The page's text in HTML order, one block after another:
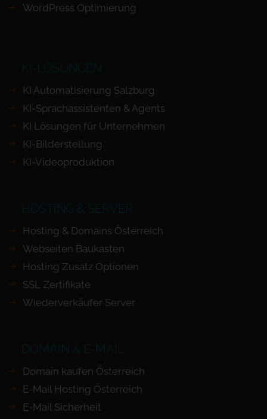
WordPress Optimierung
KI-LÖSUNGEN
KI Automatisierung Salzburg
KI-Sprachassistenten & Agents
KI Lösungen für Unternehmen
KI-Bilderstellung
KI-Videoproduktion
HOSTING & SERVER
Hosting & Domains Österreich
Webseiten Baukasten
Hosting Zusatz Optionen
SSL Zertifikate
Wiederverkäufer Server
DOMAIN & E-MAIL
Domain kaufen Österreich
E-Mail Hosting Österreich
E-Mail Sicherheit